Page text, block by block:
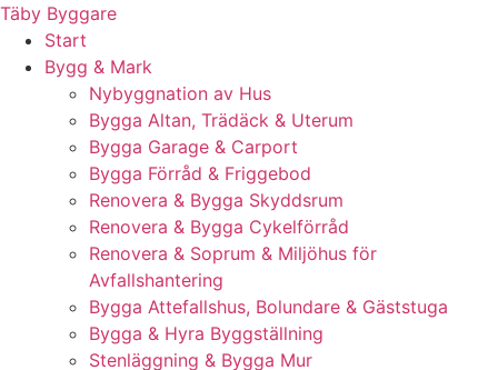
Skip
content
Täby Byggare
Start
Bygg & Mark
Nybyggnation av Hus
Bygga Altan, Trädäck & Uterum
Bygga Garage & Carport
Bygga Förråd & Friggebod
Renovera & Bygga Skyddsrum
Renovera & Bygga Cykelförråd
Renovera & Soprum & Miljöhus för
Avfallshantering
Bygga Attefallshus, Bolundare & Gäststuga
Bygga & Hyra Byggställning
Stenläggning & Bygga Mur